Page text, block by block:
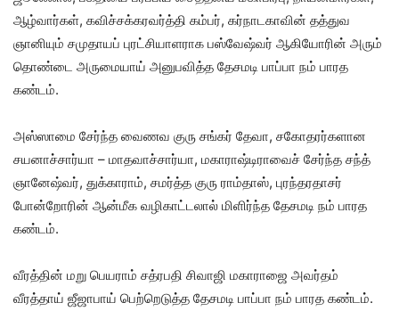
ஆழ்வார்கள், கவிச்சக்கரவர்த்தி கம்பர், கர்நாடகாவின் தத்துவ
ஞானியும் சமுதாயப் புரட்சியாளராக பஸ்வேஷ்வர் ஆகியோரின் அரும்
தொண்டை அருமையாய் அனுபவித்த தேசமடி பாப்பா நம் பாரத
கண்டம்.
அஸ்ஸாமை சேர்ந்த வைணவ குரு சங்கர் தேவா, சகோதரர்களான
சயனாச்சார்யா – மாதவாச்சார்யா, மகாராஷ்டிராவைச் சேர்ந்த சந்த்
ஞானேஷ்வர், துக்காராம், சமர்த்த குரு ராம்தாஸ், புரந்தரதாசர்
போன்றோரின் ஆன்மீக வழிகாட்டலால் மிளிர்ந்த தேசமடி நம் பாரத
கண்டம்.
வீரத்தின் மறு பெயராம் சத்ரபதி சிவாஜி மகாராஜை அவர்தம்
வீரத்தாய் ஜீஜாபாய் பெற்றெடுத்த தேசமடி பாப்பா நம் பாரத கண்டம்.